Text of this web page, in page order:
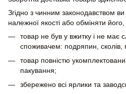
Згідно з чинним законодавством
належної якості або обміняти
товар не був у вжитку і не має
споживачем: подряпин,
товар повністю
пакування;
збережено всі ярлики та